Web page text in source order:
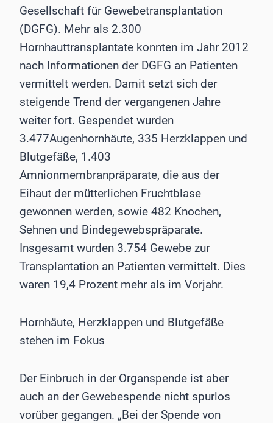
Gesellschaft für Gewebetransplantation
(DGFG). Mehr als 2.300
Hornhauttransplantate konnten im Jahr 2012
nach Informationen der DGFG an Patienten
vermittelt werden. Damit setzt sich der
steigende Trend der vergangenen Jahre
weiter fort. Gespendet wurden
3.477Augenhornhäute, 335 Herzklappen und
Blutgefäße, 1.403
Amnionmembranpräparate, die aus der
Eihaut der mütterlichen Fruchtblase
gewonnen werden, sowie 482 Knochen,
Sehnen und Bindegewebspräparate.
Insgesamt wurden 3.754 Gewebe zur
Transplantation an Patienten vermittelt. Dies
waren 19,4 Prozent mehr als im Vorjahr.
Hornhäute, Herzklappen und Blutgefäße
stehen im Fokus
Der Einbruch in der Organspende ist aber
auch an der Gewebespende nicht spurlos
vorüber gegangen. „Bei der Spende von